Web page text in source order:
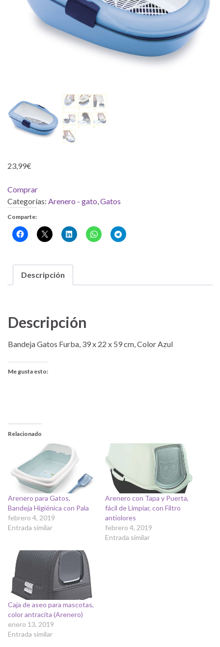
23,99€
Comprar
Categorías: Arenero - gato,Gatos
Comparte:
Descripción
Descripción
Bandeja Gatos Furba, 39 x 22 x 59 cm, Color Azul
Me gusta esto:
Relacionado
Arenero para Gatos,
Bandeja Higiénica con Pala
febrero 4, 2019
Entrada similar
Arenero con Tapa y Puerta,
fácil de Limpiar, con Filtro
antiolores
febrero 4, 2019
Entrada similar
Caja de aseo para mascotas,
color antracita (Arenero)
enero 13, 2019
Entrada similar